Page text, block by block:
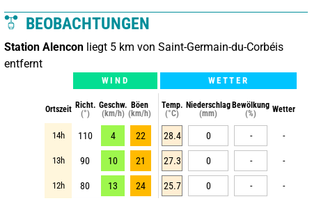
BEOBACHTUNGEN
Station Alencon liegt 5 km von Saint-Germain-du-Corbéis
entfernt
WIND WETTER
Ortszeit Richt.
(°)
Geschw.
(km/h)
Böen
(km/h)
Temp.
(°C)
Niederschlag
(mm)
Bewölkung
(%)
Wetter
14h 110 4 22 28.4 0 - -
13h 90 10 21 27.3 0 - -
12h 80 13 24 25.7 0 - -